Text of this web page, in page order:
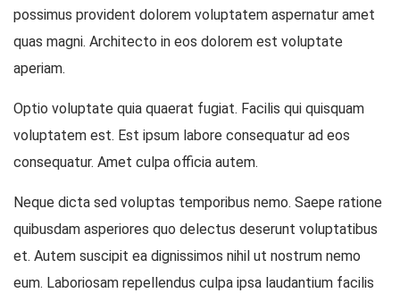
possimus provident dolorem voluptatem aspernatur amet
quas magni. Architecto in eos dolorem est voluptate
aperiam.
Optio voluptate quia quaerat fugiat. Facilis qui quisquam
voluptatem est. Est ipsum labore consequatur ad eos
consequatur. Amet culpa officia autem.
Neque dicta sed voluptas temporibus nemo. Saepe ratione
quibusdam asperiores quo delectus deserunt voluptatibus
et. Autem suscipit ea dignissimos nihil ut nostrum nemo
eum. Laboriosam repellendus culpa ipsa laudantium facilis